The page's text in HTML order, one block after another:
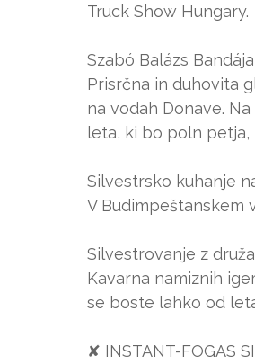
Truck Show Hungary.
Szabó Balázs
Prisrčna in duhovita
na vodah Donave.
leta, ki bo poln petja,
Silvestrsko kuhanje
V Budimpeštanskem
Silvestrovanje z
Kavarna namiznih
se boste lahko od
✘ INSTANT-FOGAS